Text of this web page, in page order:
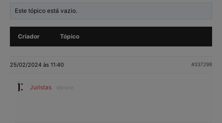
Este tópico está vazio.
Criador Tópico
25/02/2024 às 11:40 #337298
Juristas Mestre